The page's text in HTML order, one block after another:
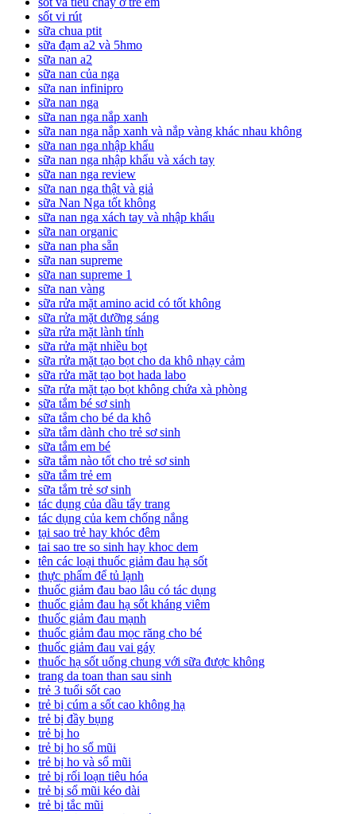
sốt vi rút
sữa chua ptit
sữa đạm a2 và 5hmo
sữa nan a2
sữa nan của nga
sữa nan infinipro
sữa nan nga
sữa nan nga nắp xanh
sữa nan nga nắp xanh và nắp vàng khác nhau không
sữa nan nga nhập khẩu
sữa nan nga nhập khẩu và xách tay
sữa nan nga review
sữa nan nga thật và giả
sữa Nan Nga tốt không
sữa nan nga xách tay và nhập khẩu
sữa nan organic
sữa nan pha sẵn
sữa nan supreme
sữa nan supreme 1
sữa nan vàng
sữa rửa mặt amino acid có tốt không
sữa rửa mặt dưỡng sáng
sữa rửa mặt lành tính
sữa rửa mặt nhiều bọt
sữa rửa mặt tạo bọt cho da khô nhạy cảm
sữa rửa mặt tạo bọt hada labo
sữa rửa mặt tạo bọt không chứa xà phòng
sữa tắm bé sơ sinh
sữa tắm cho bé da khô
sữa tắm dành cho trẻ sơ sinh
sữa tắm em bé
sữa tắm nào tốt cho trẻ sơ sinh
sữa tắm trẻ em
sữa tắm trẻ sơ sinh
tác dụng của dầu tẩy trang
tác dụng của kem chống nắng
tại sao trẻ hay khóc đêm
tai sao tre so sinh hay khoc dem
tên các loại thuốc giảm đau hạ sốt
thực phẩm để tủ lạnh
thuốc giảm đau bao lâu có tác dụng
thuốc giảm đau hạ sốt kháng viêm
thuốc giảm đau mạnh
thuốc giảm đau mọc răng cho bé
thuốc giảm đau vai gáy
thuốc hạ sốt uống chung với sữa được không
trang da toan than sau sinh
trẻ 3 tuổi sốt cao
trẻ bị cúm a sốt cao không hạ
trẻ bị đầy bụng
trẻ bị ho
trẻ bị ho sổ mũi
trẻ bị ho và sổ mũi
trẻ bị rối loạn tiêu hóa
trẻ bị sổ mũi kéo dài
trẻ bị tắc mũi